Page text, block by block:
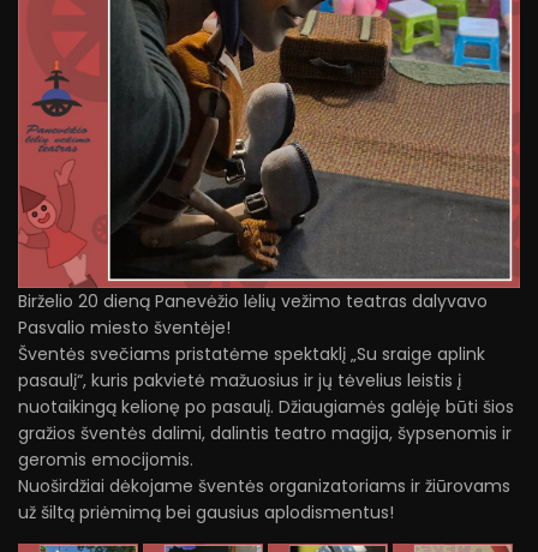
Birželio 20 dieną Panevėžio lėlių vežimo teatras dalyvavo
Pasvalio miesto šventėje!
Šventės svečiams pristatėme spektaklį „Su sraige aplink
pasaulį“, kuris pakvietė mažuosius ir jų tėvelius leistis į
nuotaikingą kelionę po pasaulį. Džiaugiamės galėję būti šios
gražios šventės dalimi, dalintis teatro magija, šypsenomis ir
geromis emocijomis.
Nuoširdžiai dėkojame šventės organizatoriams ir žiūrovams
už šiltą priėmimą bei gausius aplodismentus!